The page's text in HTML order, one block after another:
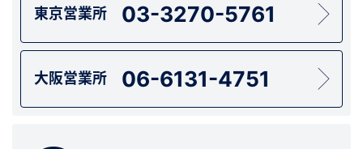
東京営業所 03-3270-5761
大阪営業所 06-6131-4751